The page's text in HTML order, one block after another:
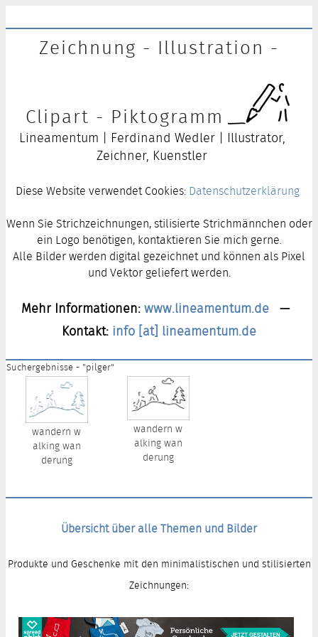
Zeichnung - Illustration -
Clipart - Piktogramm
Lineamentum | Ferdinand Wedler | Illustrator,
Zeichner, Kuenstler
Diese Website verwendet Cookies: Datenschutzerklärung
Wenn Sie Strichzeichnungen, stilisierte Strichmännchen oder
ein Logo benötigen, kontaktieren Sie mich gerne.
Alle Bilder werden digital gezeichnet und können als Pixel
und Vektor geliefert werden.
Mehr Informationen:www.lineamentum.de —
Kontakt: info [at] lineamentum.de
Suchergebnisse - "pilger"
wandern w
alking wan
derung
wandern w
alking wan
derung
Übersicht über alle Themen und Bilder
Produkte und Geschenke mit den minimalistischen und stilisierten
Zeichnungen: